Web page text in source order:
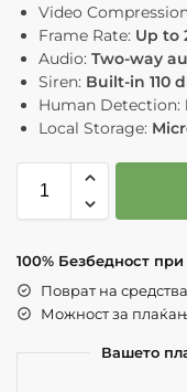
Video
Frame Rate: Up to
Audio: Two-way
Siren: Built-in 110
Human Detection:
Local Storage:
100% Безбедност
Поврат на
Можност за
Вашето